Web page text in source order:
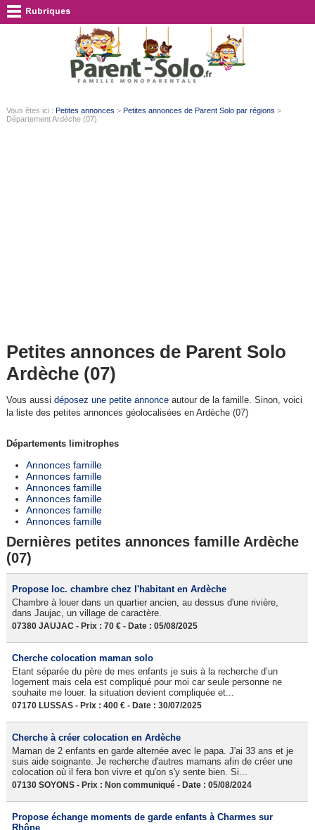
Vous êtes ici : Petites annonces > Petites annonces de Parent Solo par régions >
Département Ardèche (07)
Petites annonces de Parent Solo
Ardèche (07)
Vous aussi déposez une petite annonceautour de la famille. Sinon, voici
la liste des petites annonces géolocalisées en Ardèche (07)
Départements limitrophes
Annonces famille
Annonces famille
Annonces famille
Annonces famille
Annonces famille
Annonces famille
Dernières petites annonces famille Ardèche
(07)
Propose loc. chambre chez l'habitant en Ardèche
Chambre à louer dans un quartier ancien, au dessus d'une rivière,
dans Jaujac, un village de caractère.
07380 JAUJAC - Prix : 70 € - Date : 05/08/2025
Cherche colocation maman solo
Etant séparée du père de mes enfants je suis à la recherche d’un
logement mais cela est compliqué pour moi car seule personne ne
souhaite me louer. la situation devient compliquée et...
07170 LUSSAS - Prix : 400 € - Date : 30/07/2025
Cherche à créer colocation en Ardèche
Maman de 2 enfants en garde alternée avec le papa. J'ai 33 ans et je
suis aide soignante. Je recherche d'autres mamans afin de créer une
colocation où il fera bon vivre et qu'on s'y sente bien. Si...
07130 SOYONS - Prix : Non communiqué - Date : 05/08/2024
Propose échange moments de garde enfants à Charmes sur
Rhône